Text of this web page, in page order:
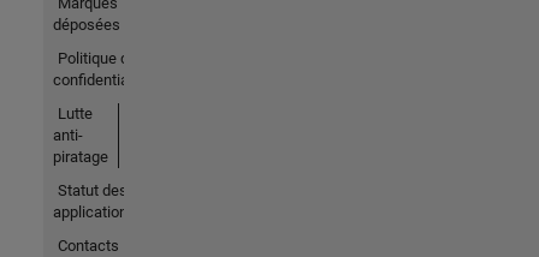
déposées
Politique de
confidentialité
Lutte
anti-
piratage
Statut des
applications
Contacts